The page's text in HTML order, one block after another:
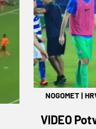
NOGOMET|
VIDEO